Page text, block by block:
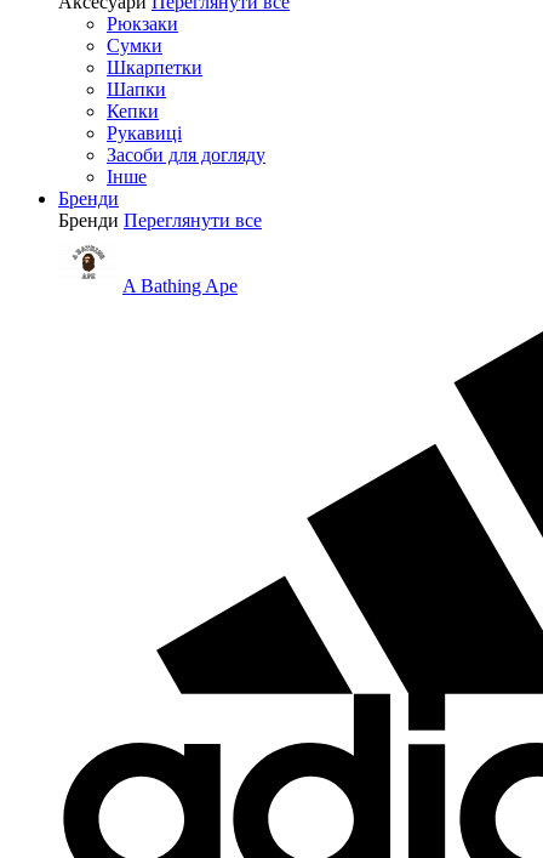
Рюкзаки
Сумки
Шкарпетки
Шапки
Кепки
Рукавиці
Засоби для догляду
Інше
Бренди
Бренди Переглянути все
A Bathing Ape